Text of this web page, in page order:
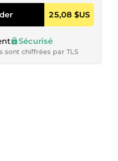
25,08 $US
Sécurisé
sont chiffrées par TLS